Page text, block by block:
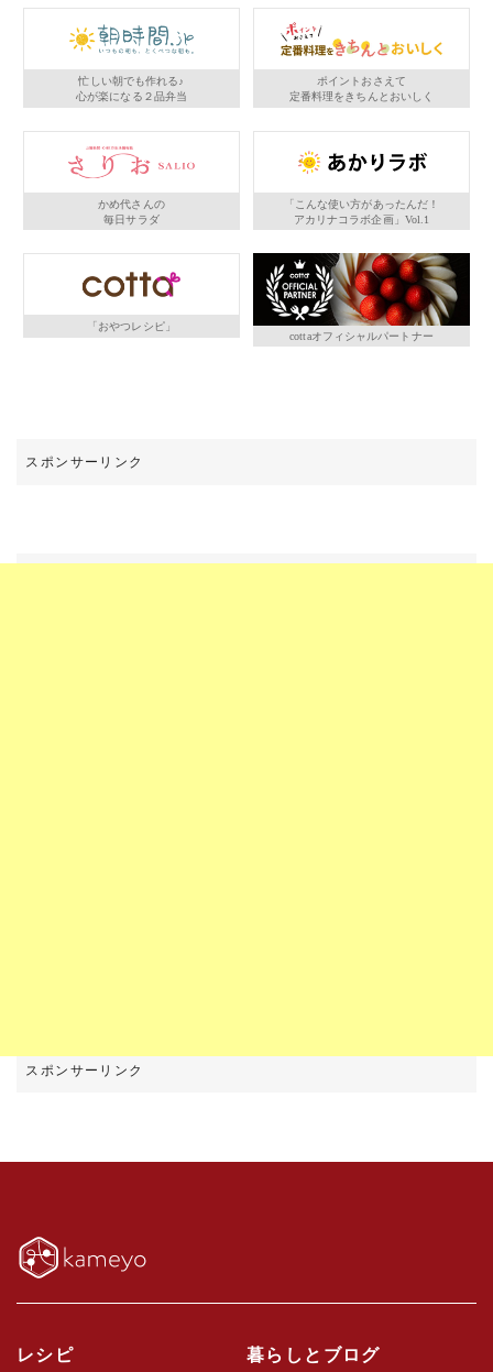
忙しい朝でも作れる♪
心が楽になる２品弁当
ポイントおさえて
定番料理をきちんとおいしく
かめ代さんの
毎日サラダ
「こんな使い方があったんだ！
アカリナコラボ企画」Vol.1
「おやつレシピ」
cottaオフィシャルパートナー
レシピ 暮らしとブログ